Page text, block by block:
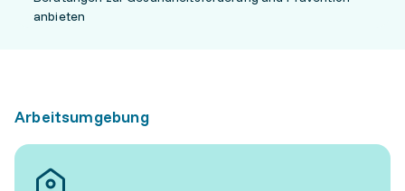
anbieten
Arbeitsumgebung